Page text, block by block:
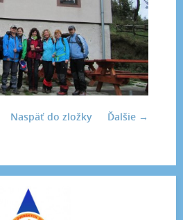
Ďalšie →
Naspäť do zložky